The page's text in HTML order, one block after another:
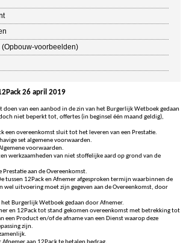
(Opbouw-voorbeelden)
26 april 2019
van een aanbod in de zin van het Burgerlijk Wetboek gedaan
niet beperkt tot, offertes (in beginsel één maand geldig),
een overeenkomst sluit tot het leveren van een Prestatie.
set algemene voorwaarden.
voorwaarden.
werkzaamheden van niet stoffelijke aard op grond van de
aan de Overeenkomst.
tussen 12Pack en Afnemer afgesproken termijn waarbinnen de
wel uitvoering moet zijn gegeven aan de Overeenkomst, door
Burgerlijk Wetboek gedaan door Afnemer.
en 12Pack tot stand gekomen overeenkomst met betrekking tot
een Product en/of de afname van een Dienst waarop deze
zijn.